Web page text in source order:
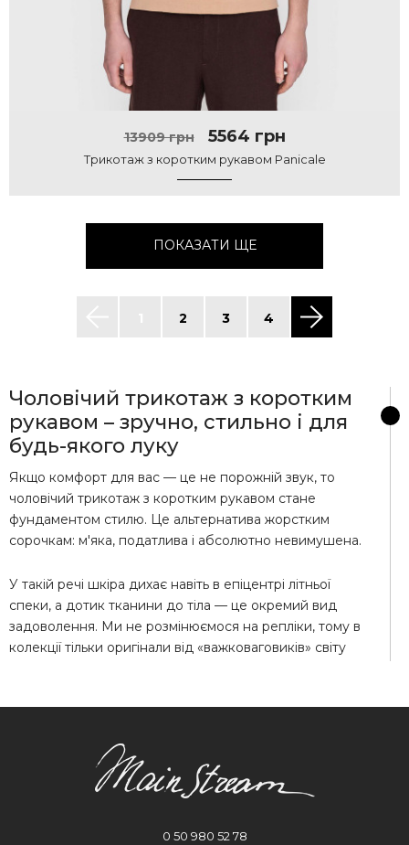
13909 грн 5564 грн
Трикотаж з коротким рукавом Panicale
ПОКАЗАТИ ЩЕ
2 3 4
Чоловічий трикотаж з коротким
рукавом – зручно, стильно і для
будь-якого луку
Якщо комфорт для вас — це не порожній звук, то
чоловічий трикотаж з коротким рукавом стане
фундаментом стилю. Це альтернатива жорстким
сорочкам: м'яка, податлива і абсолютно невимушена.
У такій речі шкіра дихає навіть в епіцентрі літньої
спеки, а дотик тканини до тіла — це окремий вид
задоволення. Ми не розмінюємося на репліки, тому в
колекції тільки оригінали від «важковаговиків» світу
його очевидні!
Тактильний комфорт. Натуральні складові
Бездоганна посадка. Речі не витягуються по
0 50 980 52 78